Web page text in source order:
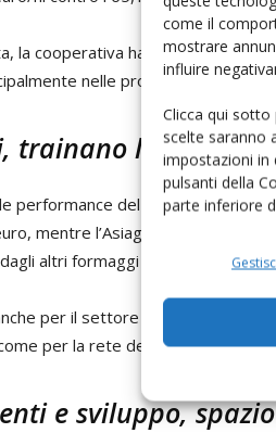
come il
mostrare
influire
Clicca qui
scelte saranno
impostazioni in
pulsanti della
parte inferiore
la cooperativa ha valorizzato il
nelle province di
trainano l’Asiago e
performance del comparto
mentre l’Asiago ha raggiunto i
altri formaggi prodotti dalla
per il settore dei prodotti
per la rete degli spacci
e sviluppo,